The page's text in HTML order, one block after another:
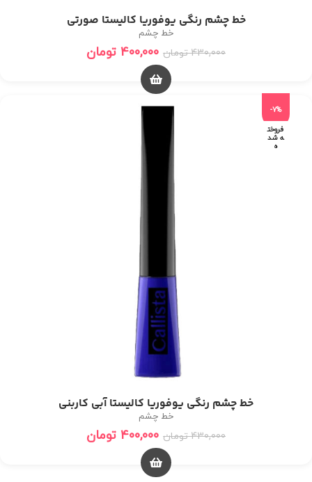
خط چشم رنگی یوفوریا کالیستا صورتی
خط چشم
430,000 تومان 400,000 تومان
-7%
فروخت
ه شد
ه
خط چشم رنگی یوفوریا کالیستا آبی کاربنی
خط چشم
430,000 تومان 400,000 تومان